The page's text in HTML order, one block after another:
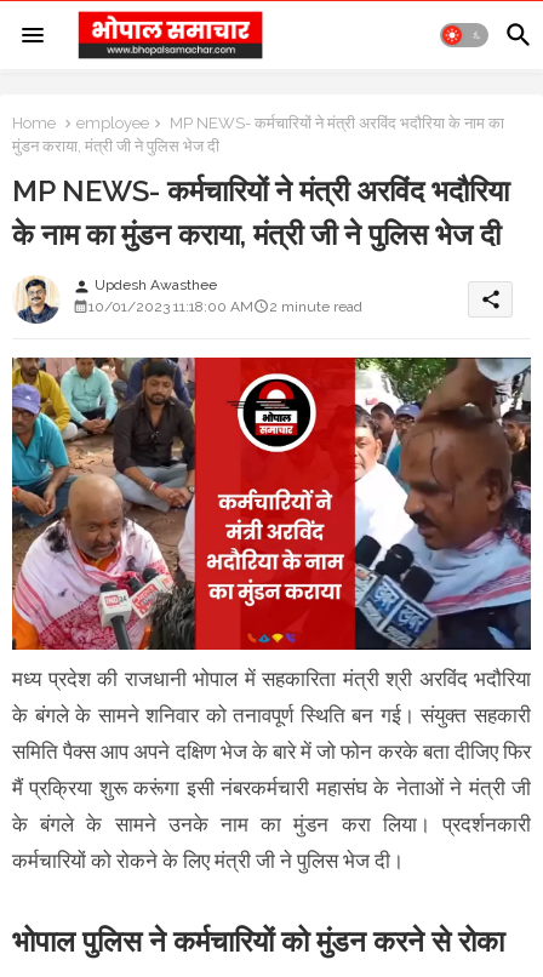
Home employee
MP NEWS- कर्मचारियों ने मंत्री अरविंद भदौरिया के नाम का
मुंडन कराया, मंत्री जी ने पुलिस भेज दी
MP NEWS- कर्मचारियों ने मंत्री अरविंद भदौरिया
के नाम का मुंडन कराया, मंत्री जी ने पुलिस भेज दी
person Updesh Awasthee
10/01/2023 11:18:00 AM
2 minute read share
मध्य प्रदेश की राजधानी भोपाल में सहकारिता मंत्री श्री अरविंद भदौरिया
के बंगले के सामने शनिवार को तनावपूर्ण स्थिति बन गई। संयुक्त सहकारी
समिति पैक्स आप अपने दक्षिण भेज के बारे में जो फोन करके बता दीजिए फिर
मैं प्रक्रिया शुरू करूंगा इसी नंबरकर्मचारी महासंघ के नेताओं ने मंत्री जी
के बंगले के सामने उनके नाम का मुंडन करा लिया। प्रदर्शनकारी
कर्मचारियों को रोकने के लिए मंत्री जी ने पुलिस भेज दी।
भोपाल पुलिस ने कर्मचारियों को मुंडन करने से रोका